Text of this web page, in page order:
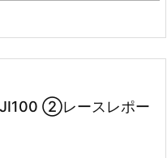
②レースレポー